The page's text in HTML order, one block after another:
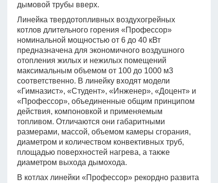
дымовой трубы вверх.
Линейка твердотопливных воздухогрейных
котлов длительного горения «Профессор»
номинальной мощностью от 6 до 40 кВт
предназначена для экономичного воздушного
отопления жилых и нежилых помещений
максимальным объемом от 100 до 1000 м3
соответственно. В линейку входят модели
«Гимназист», «Студент», «Инженер», «Доцент» и
«Профессор», объединенные общим принципом
действия, компоновкой и применяемым
топливом. Отличаются они габаритными
размерами, массой, объемом камеры сгорания,
диаметром и количеством конвективных труб,
площадью поверхностей нагрева, а также
диаметром выхода дымохода.
В котлах линейки «Профессор» рекордно развита